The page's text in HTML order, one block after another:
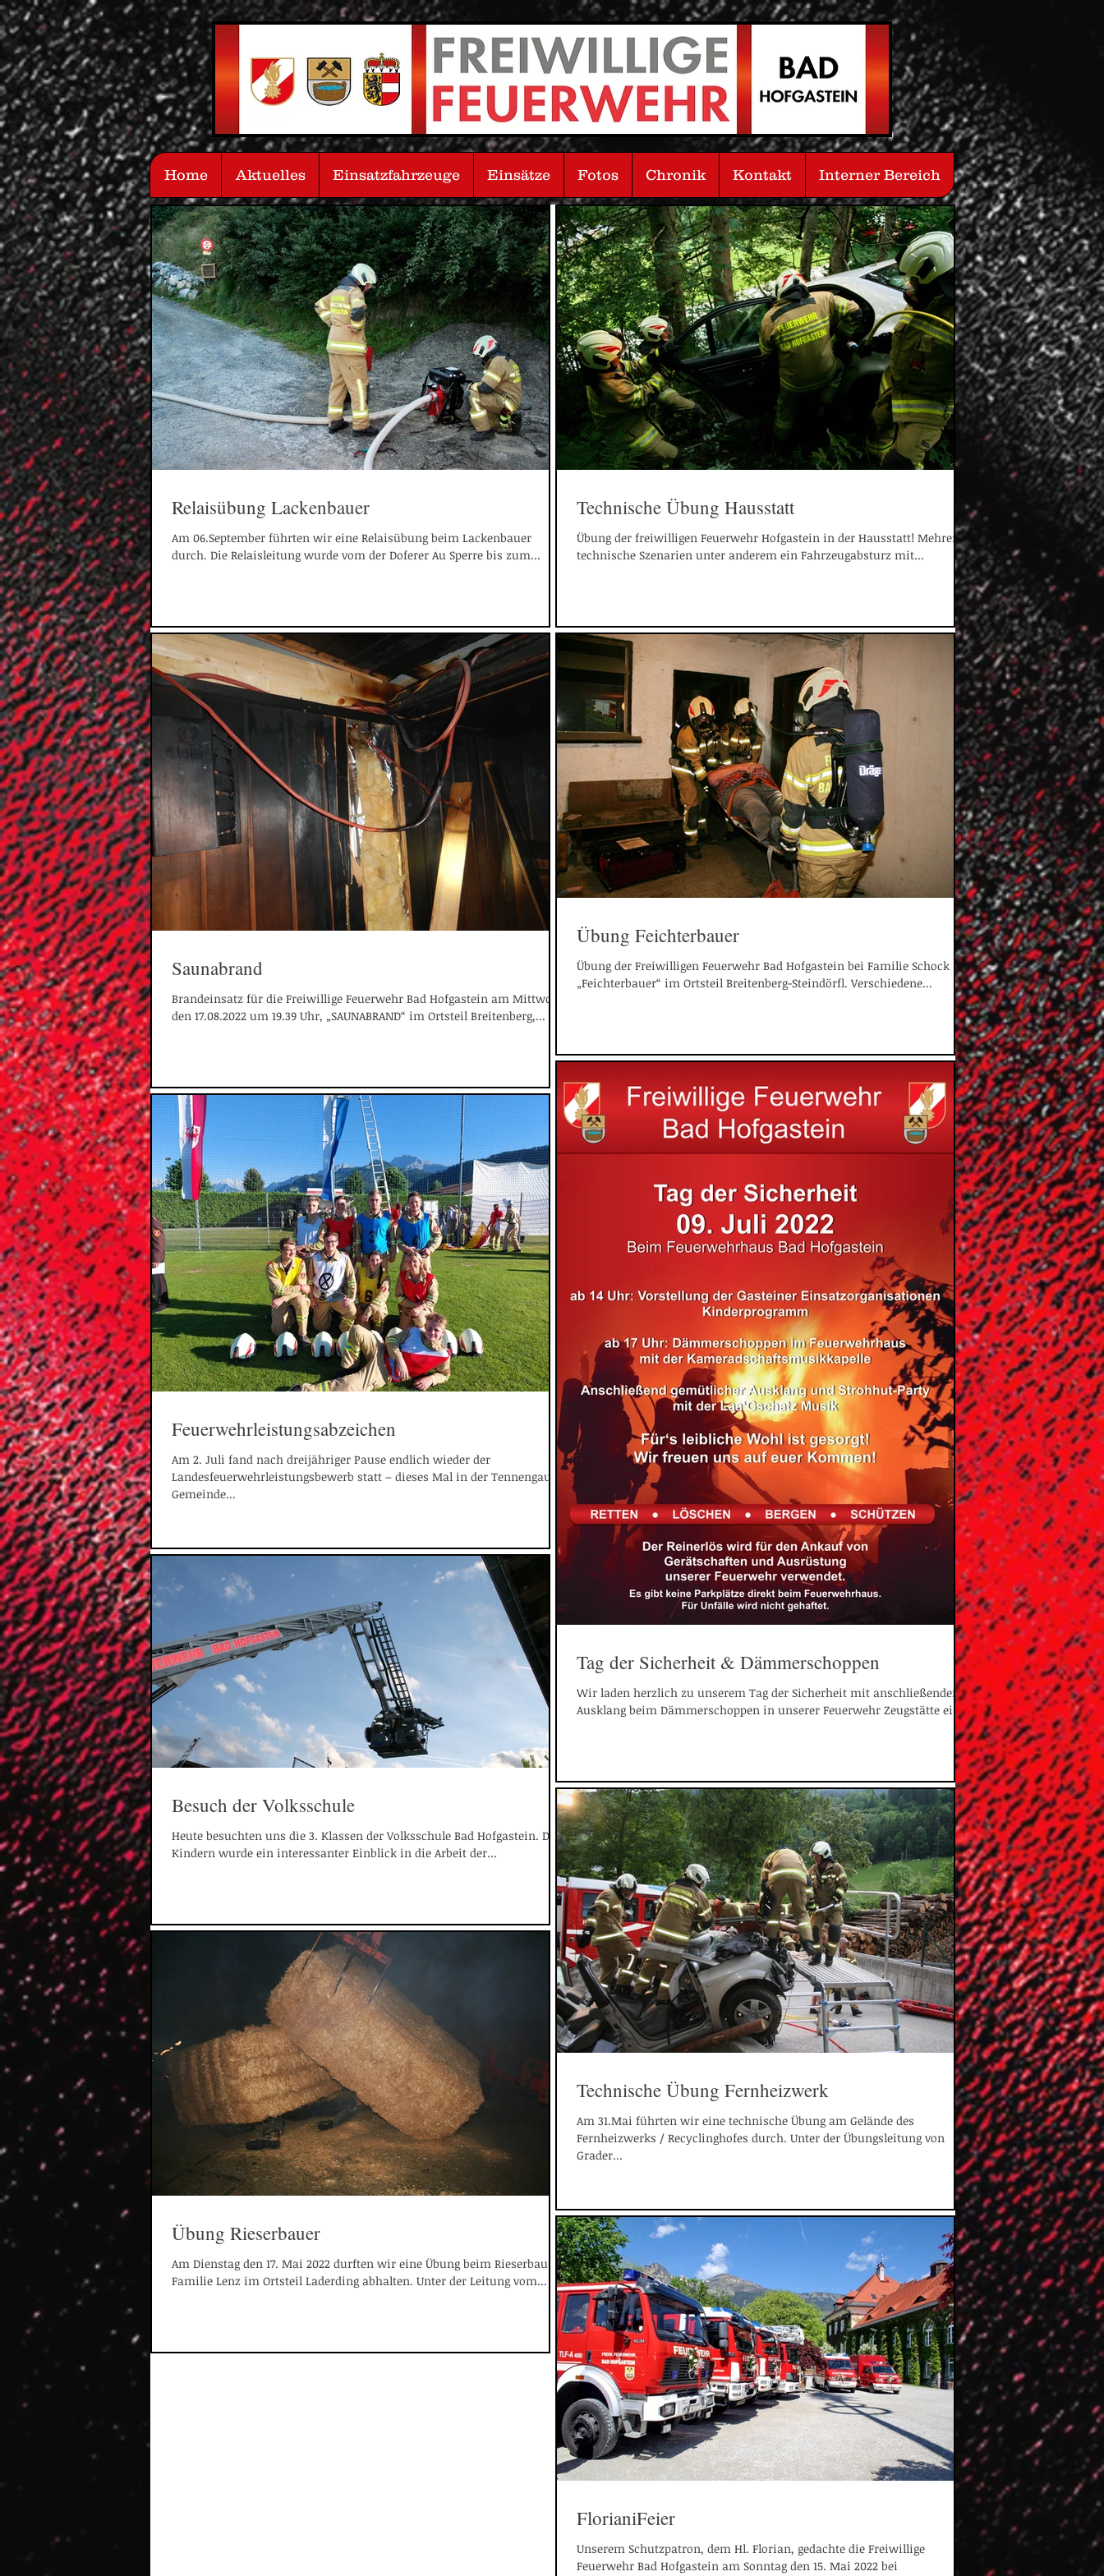
Relaisübung Lackenbauer
Am 06.September führten wir eine Relaisübung beim Lackenbauer
durch. Die Relaisleitung wurde vom der Doferer Au Sperre bis zum...
Technische Übung Hausstatt
Übung der freiwilligen Feuerwehr Hofgastein in der Hausstatt! Mehrere
technische Szenarien unter anderem ein Fahrzeugabsturz mit...
Saunabrand
Brandeinsatz für die Freiwillige Feuerwehr Bad Hofgastein am Mittwoch
den 17.08.2022 um 19.39 Uhr, „SAUNABRAND“ im Ortsteil Breitenberg,...
Übung Feichterbauer
Übung der Freiwilligen Feuerwehr Bad Hofgastein bei Familie Schock
„Feichterbauer“ im Ortsteil Breitenberg-Steindörfl. Verschiedene...
Feuerwehrleistungsabzeichen
Am 2. Juli fand nach dreijähriger Pause endlich wieder der
Landesfeuerwehrleistungsbewerb statt – dieses Mal in der Tennengauer
Gemeinde...
Tag der Sicherheit & Dämmerschoppen
Wir laden herzlich zu unserem Tag der Sicherheit mit anschließendem
Ausklang beim Dämmerschoppen in unserer Feuerwehr Zeugstätte ein....
Besuch der Volksschule
Heute besuchten uns die 3. Klassen der Volksschule Bad Hofgastein. Den
Kindern wurde ein interessanter Einblick in die Arbeit der...
Technische Übung Fernheizwerk
Am 31.Mai führten wir eine technische Übung am Gelände des
Fernheizwerks / Recyclinghofes durch. Unter der Übungsleitung von
Grader...
Übung Rieserbauer
Am Dienstag den 17. Mai 2022 durften wir eine Übung beim Rieserbauer-
Familie Lenz im Ortsteil Laderding abhalten. Unter der Leitung vom...
FlorianiFeier
Unserem Schutzpatron, dem Hl. Florian, gedachte die Freiwillige
Feuerwehr Bad Hofgastein am Sonntag den 15. Mai 2022 bei
Home Aktuelles Einsatzfahrzeuge Einsätze Fotos Chronik Kontakt Interner Bereich